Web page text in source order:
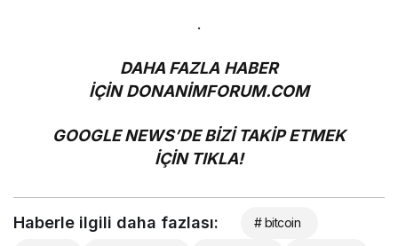
.
DAHA FAZLA HABER
İÇİNDONANİMFORUM.COM
GOOGLE NEWS’DE BİZİ TAKİP ETMEK
İÇİN TIKLA!
Haberle ilgili daha fazlası: # bitcoin